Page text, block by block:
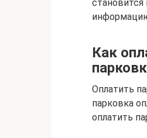
Как
Оплатить
парковка
оплатить